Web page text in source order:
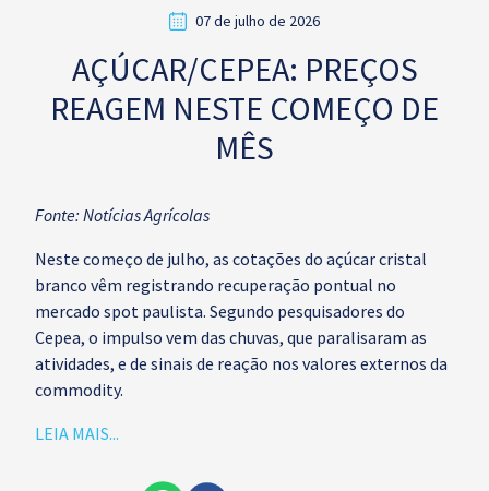
07 de julho de 2026
AÇÚCAR/CEPEA: PREÇOS
REAGEM NESTE COMEÇO DE
MÊS
Fonte: Notícias Agrícolas
Neste começo de julho, as cotações do açúcar cristal
branco vêm registrando recuperação pontual no
mercado spot paulista. Segundo pesquisadores do
Cepea, o impulso vem das chuvas, que paralisaram as
atividades, e de sinais de reação nos valores externos da
commodity.
LEIA MAIS...